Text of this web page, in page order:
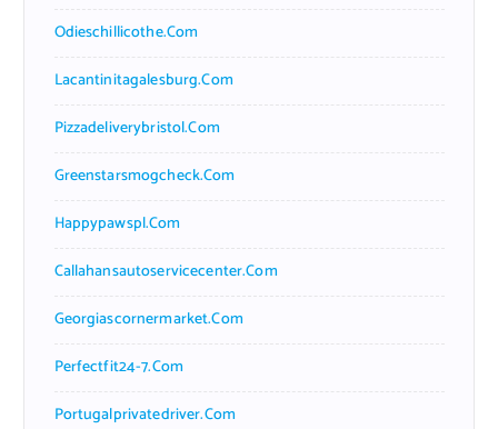
Odieschillicothe.com
Lacantinitagalesburg.com
Pizzadeliverybristol.com
Greenstarsmogcheck.com
Happypawspl.com
Callahansautoservicecenter.com
Georgiascornermarket.com
Perfectfit24-7.com
Portugalprivatedriver.com